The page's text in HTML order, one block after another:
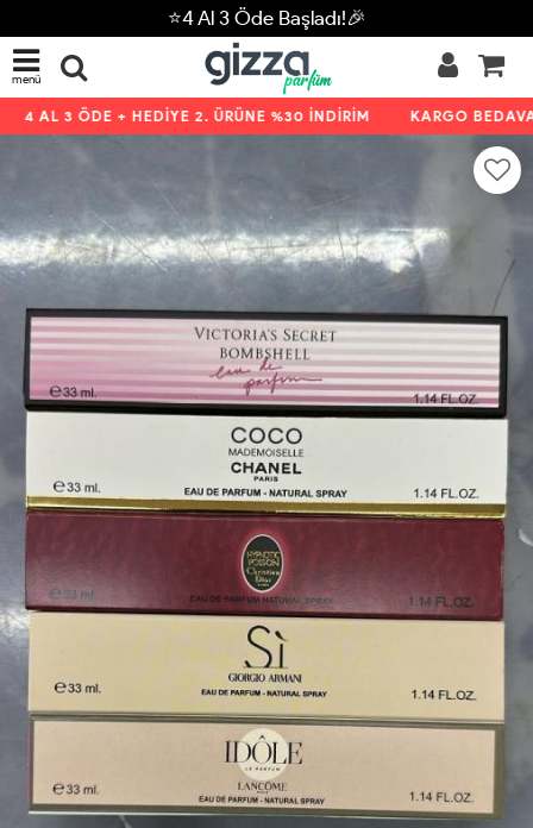
⭐4 Al 3 Öde Başladı!🎉
menü
4 AL 3 ÖDE + HEDİYE 2. ÜRÜNE %30 İNDİRİM KARGO BEDAVA